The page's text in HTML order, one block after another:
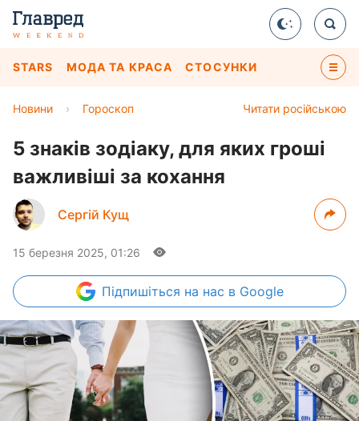
STARS МОДА ТА КРАСА СТОСУНКИ
Читати російською
Новини › Гороскоп
5 знаків зодіаку, для яких гроші
важливіші за кохання
Сергій Кущ
15 березня 2025, 01:26
Підпишіться на нас в Google